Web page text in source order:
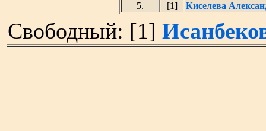
5.
[1] Киселева
Свободный: [1]